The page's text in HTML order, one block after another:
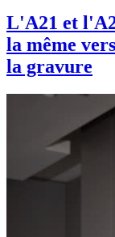
L'A21 et
la même
la gravure